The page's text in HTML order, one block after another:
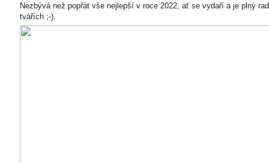
Nezbývá než popřát vše nejlepší v roce 2022, ať se vydaří a je plný
tvářích ;-).